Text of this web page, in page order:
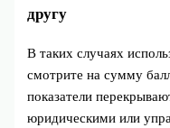
другу
В таких случаях
смотрите на сумму
показатели
юридическими или